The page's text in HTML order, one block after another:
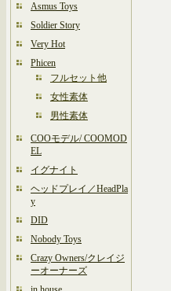
Asmus Toys
Soldier Story
Very Hot
Phicen
フルセット他
女性素体
男性素体
COOモデル/ COOMOD
EL
イグナイト
ヘッドプレイ／HeadPla
y
DID
Nobody Toys
Crazy Owners/クレイジ
ーオーナーズ